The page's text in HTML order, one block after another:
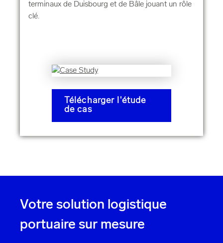
terminaux de Duisbourg et de Bâle jouant un rôle
clé.
Télécharger l'étude
de cas
Votre solution logistique
portuaire sur mesure